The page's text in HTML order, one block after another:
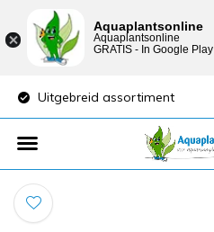
Uitgebreid assortiment
Aquaplantsonline
Aquaplantsonline
GRATIS - In Google Play